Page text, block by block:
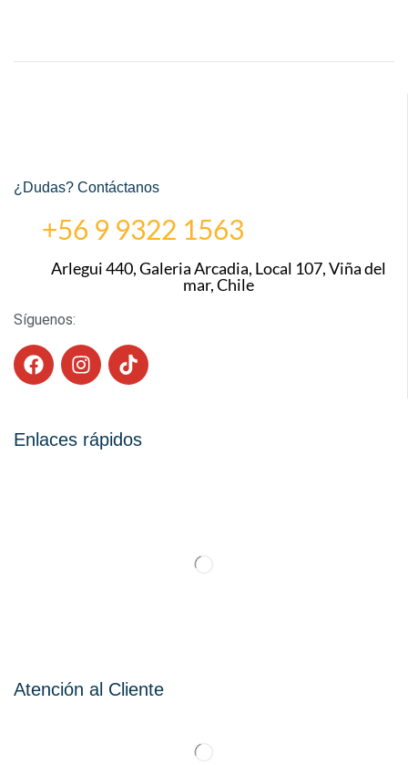
¿Dudas? Contáctanos
+56 9 9322 1563
Arlegui 440, Galeria Arcadia, Local 107, Viña del
mar, Chile
Síguenos:
Enlaces rápidos
Atención al Cliente